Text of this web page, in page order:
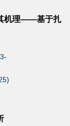
机理——基于扎
)